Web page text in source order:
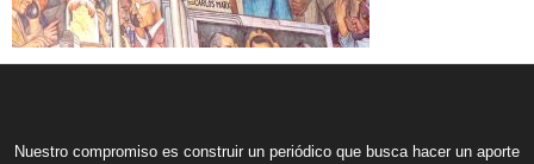
Nuestro compromiso es construir un periódico que busca hacer un aporte